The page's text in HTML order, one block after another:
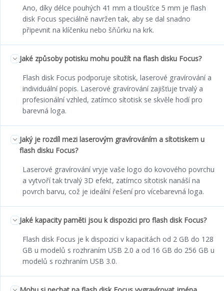
Ano, díky délce pouhých 41 mm a tloušťce 5 mm je flash
disk Focus speciálně navržen tak, aby se dal snadno
připevnit na klíčenku nebo šňůrku na krk.
Jaké způsoby potisku mohu použít na flash disku Focus?
Flash disk Focus podporuje sítotisk, laserové gravírování a
individuální popis. Laserové gravírování zajišťuje trvalý a
profesionální vzhled, zatímco sítotisk se skvěle hodí pro
barevná loga.
Jaký je rozdíl mezi laserovým gravírováním a sítotiskem u
flash disku Focus?
Laserové gravírování vryje vaše logo do kovového povrchu
a vytvoří tak trvalý 3D efekt, zatímco sítotisk nanáší na
povrch barvu, což je ideální řešení pro vícebarevná loga.
Jaké kapacity paměti jsou k dispozici pro flash disk Focus?
Flash disk Focus je k dispozici v kapacitách od 2 GB do 128
GB u modelů s rozhraním USB 2.0 a od 16 GB do 256 GB u
modelů s rozhraním USB 3.0.